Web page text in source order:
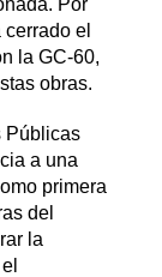
Por
el
la GC-60,
obras.
Públicas
a una
primera
del
la